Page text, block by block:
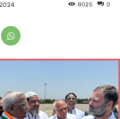
0
8025